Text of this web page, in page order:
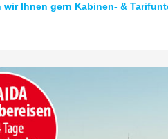
wir Ihnen gern Kabinen- &